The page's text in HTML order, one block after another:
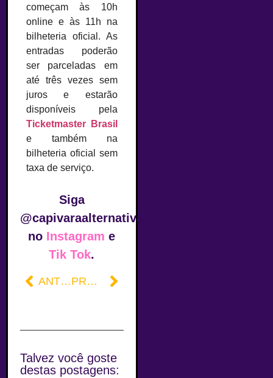
começam às 10h
online e às 11h na
bilheteria oficial. As
entradas poderão
ser parceladas em
até três vezes sem
juros e estarão
disponíveis pela
Ticketmaster Brasil
e também na
bilheteria oficial sem
taxa de serviço.
Siga
@capivaraalternativa
no Instagram e
Tik Tok.
ANTERIOR PRÓXIMO
Talvez você goste
destas postagens: